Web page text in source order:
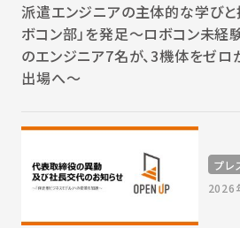
派遣エンジニアの主体的な学びと
ボコン部」を発足～ロボコン未経
のエンジニア7名が、3機体をゼ
出場へ～
プレ
2026